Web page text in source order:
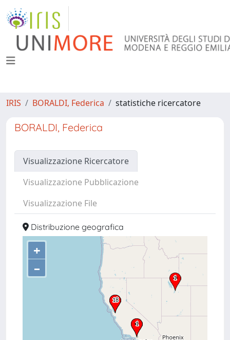
IRIS BORALDI, Federica statistiche ricercatore
BORALDI, Federica
Visualizzazione Ricercatore
Visualizzazione Pubblicazione
Visualizzazione File
Distribuzione geografica
+
–